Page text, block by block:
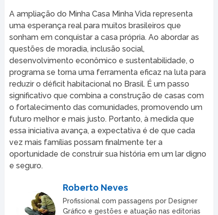
A ampliação do Minha Casa Minha Vida representa
uma esperança real para muitos brasileiros que
sonham em conquistar a casa própria. Ao abordar as
questões de moradia, inclusão social,
desenvolvimento econômico e sustentabilidade, o
programa se torna uma ferramenta eficaz na luta para
reduzir o déficit habitacional no Brasil. É um passo
significativo que combina a construção de casas com
o fortalecimento das comunidades, promovendo um
futuro melhor e mais justo. Portanto, à medida que
essa iniciativa avança, a expectativa é de que cada
vez mais famílias possam finalmente ter a
oportunidade de construir sua história em um lar digno
e seguro.
Roberto Neves
Profissional com passagens por Designer
Gráfico e gestões e atuação nas editorias